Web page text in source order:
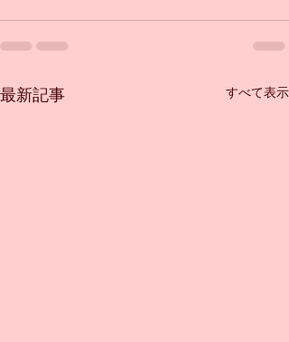
最新記事 すべて表示